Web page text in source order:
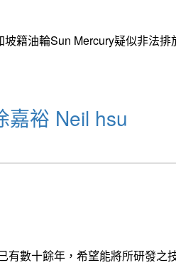
籍油輪Sun Mercury疑似非法排
嘉裕 Neil hsu
有數十餘年，希望能將所研發